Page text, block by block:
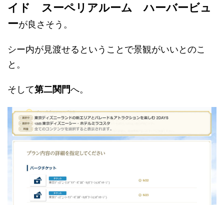
イド スーペリアルーム ハーバービュ
ーが良さそう。
シー内が見渡せるということで景観がいいとのこ
と。
そして第二関門へ。